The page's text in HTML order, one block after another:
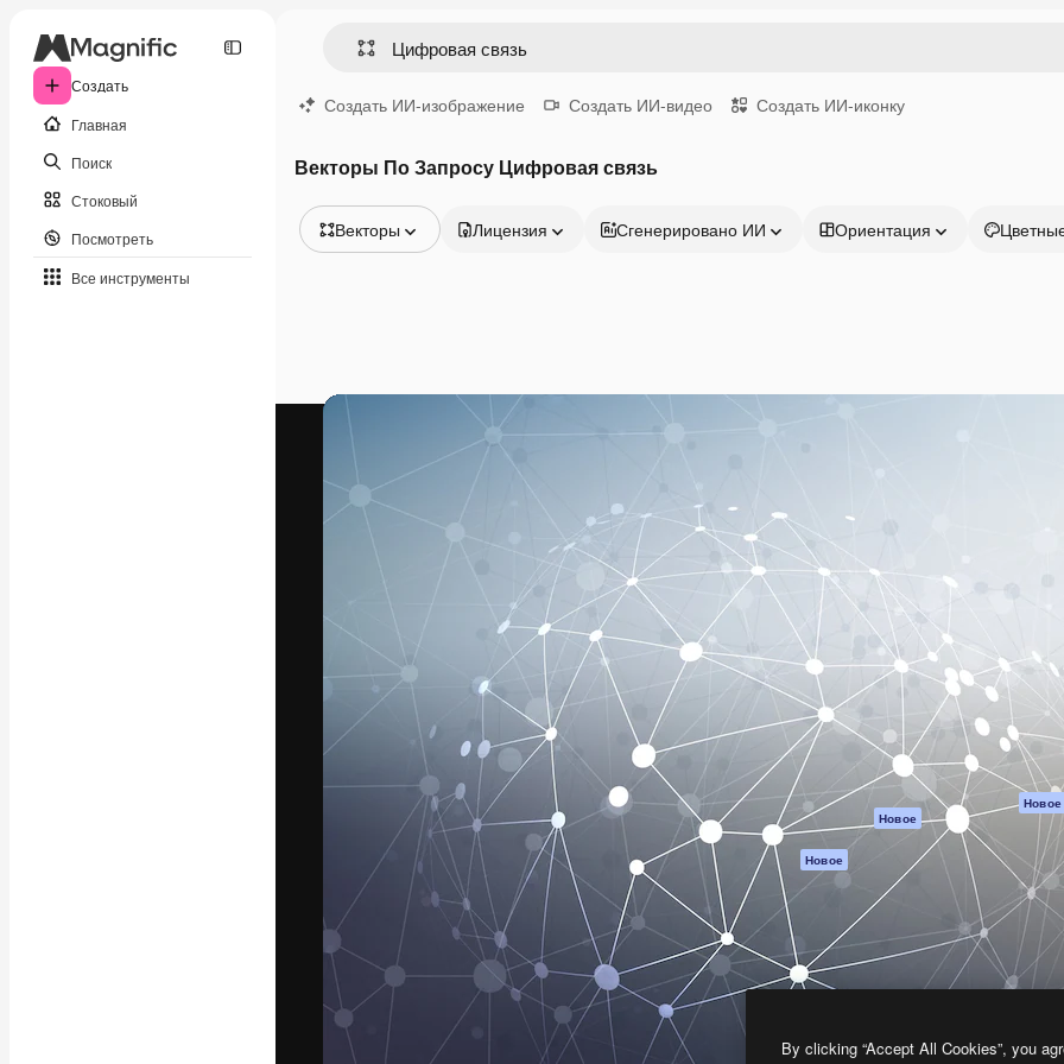
Создать
Главная
Поиск
Стоковый
Посмотреть
Все инструменты
Создать ИИ-изображение Создать ИИ-видео Создать ИИ-иконку
Векторы По Запросу Цифровая связь
Векторы
Видео
Видеоролик
Моушн-дизайн
Видеошаблоны
Иконки
3D-модели
Шрифты
Лицензия Сгенерировано ИИ Ориентация
Креативная платформа для создания
ваших лучших работ. Более 1 миллиона
подписчиков среди креаторов,
предприятий, агентств и студий.
Продукция
Spaces
ИИ-помощник
Генератор
изображений ИИ
Генератор видео
ИИ
Генератор голоса
на основе ИИ
Стоковый контент
MCP для
Claude/ChatGPT
Новое
Агенты Новое
API
Мобильное
приложение
Все инструменты
Magnific
Документация по
Служба
поддержки
Условия и
положения
Политика
Оригиналы Новое
Политика файлов
cookie
Центр доверия
Партнеры
Предприятие
By clicking “Accept All Cookies”, you